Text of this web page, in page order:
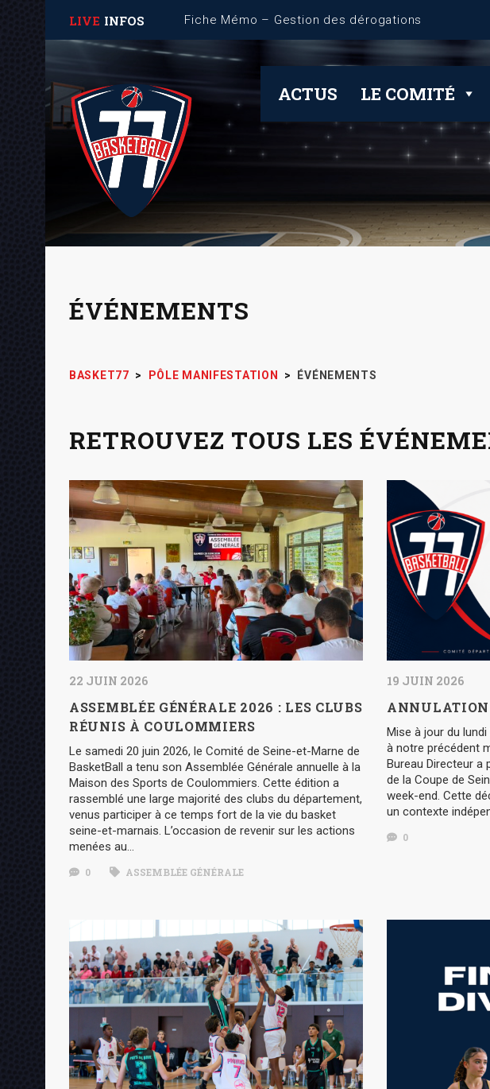
LIVE INFOS TQR 2026-2027
ACTUS LE COMITÉ
ÉVÉNEMENTS
BASKET77 > PÔLE MANIFESTATION > ÉVÉNEMENTS
RETROUVEZ TOUS LES
22 JUIN 2026
ASSEMBLÉE GÉNÉRALE 2026 : LES CLUBS
RÉUNIS À COULOMMIERS
Le samedi 20 juin 2026, le Comité de Seine-et-Marne de
BasketBall a tenu son Assemblée Générale annuelle à la
Maison des Sports de Coulommiers. Cette édition a
rassemblé une large majorité des clubs du département,
venus participer à ce temps fort de la vie du basket
seine-et-marnais. L’occasion de revenir sur les actions
menées au…
0 ASSEMBLÉE GÉNÉRALE
19 JUIN 2026
ANNULATION
Mise à jour du
à notre précédent
Bureau Directeur a
de la Coupe de
week-end. Cette
un contexte
0